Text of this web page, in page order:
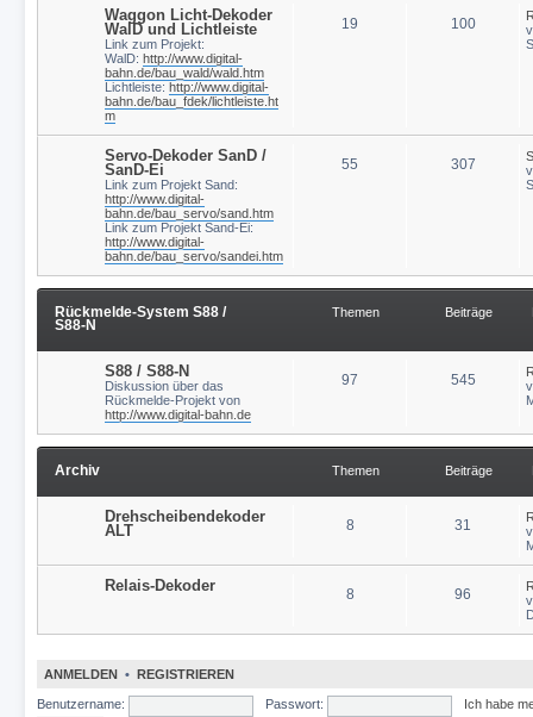
Waggon Licht-Dekoder
WalD und Lichtleiste
Link zum Projekt:
WalD: http://www.digital-
bahn.de/bau_wald/wald.htm
Lichtleiste: http://www.digital-
bahn.de/bau_fdek/lichtleiste.ht
m
19 100
Servo-Dekoder SanD /
SanD-Ei
Link zum Projekt Sand:
http://www.digital-
bahn.de/bau_servo/sand.htm
Link zum Projekt Sand-Ei:
http://www.digital-
bahn.de/bau_servo/sandei.htm
55 307
Rückmelde-System S88 /
S88-N
Themen Beiträge
S88 / S88-N
Diskussion über das
Rückmelde-Projekt von
http://www.digital-bahn.de
97 545
Archiv Themen Beiträge
Drehscheibendekoder
ALT
8 31
Relais-Dekoder 8 96
ANMELDEN • REGISTRIEREN
Benutzername: Passwort: Ich habe